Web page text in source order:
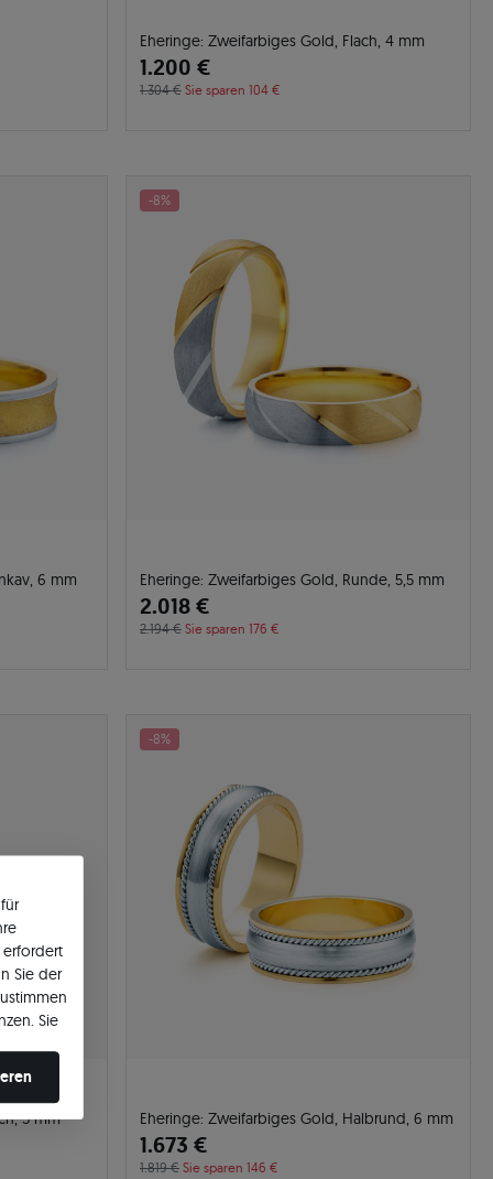
Eheringe: Zweifarbiges Gold, Flach, 4 mm
1.200 €
1.304 € Sie sparen 104 €
6 mm
-8%
Eheringe: Zweifarbiges Gold, Runde, 5,5 mm
2.018 €
2.194 € Sie sparen 176 €
5 mm
-8%
Eheringe: Zweifarbiges Gold, Halbrund, 6 mm
1.673 €
1.819 € Sie sparen 146 €
Sie der
Sie